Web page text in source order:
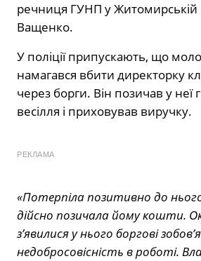
речниця ГУНП у Житомирській
Ващенко.
У поліції припускають, що
намагався вбити директорку
через борги. Він позичав у неї
весілля і приховував виручку.
РЕКЛАМА
«Потерпіла позитивно до
дійсно позичала йому кошти.
з’явилися у нього боргові
недобросовісність в роботі.